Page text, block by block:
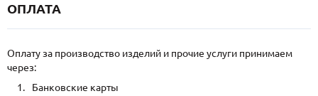
ОПЛАТА
Оплату за производство изделий и прочие услуги принимаем
через:
Банковские карты